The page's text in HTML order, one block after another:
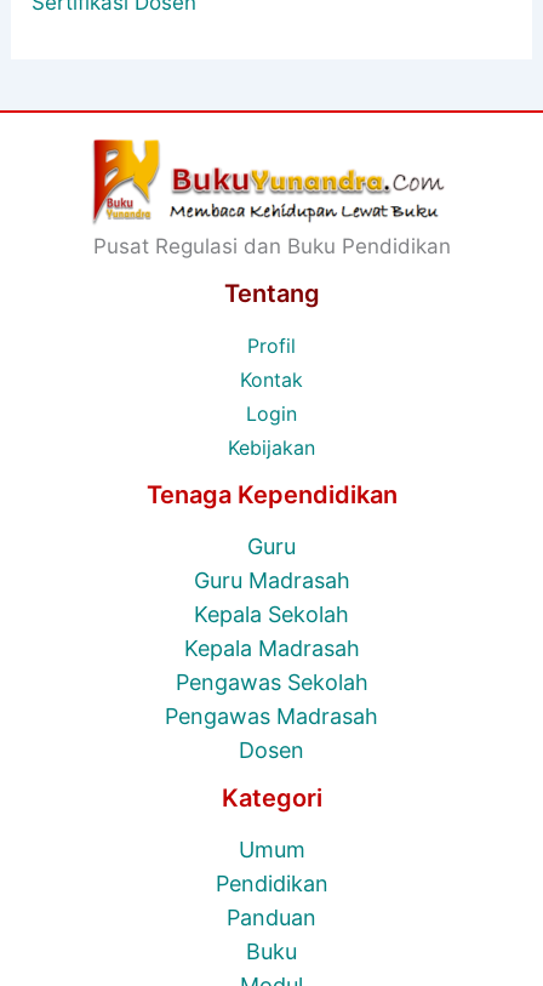
Pusat Regulasi dan Buku Pendidikan
Tentang
Profil
Kontak
Login
Kebijakan
Tenaga Kependidikan
Guru
Guru Madrasah
Kepala Sekolah
Kepala Madrasah
Pengawas Sekolah
Pengawas Madrasah
Dosen
Kategori
Umum
Pendidikan
Panduan
Buku